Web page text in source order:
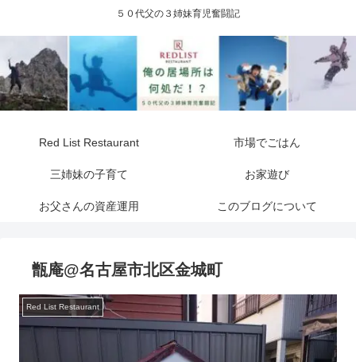
５０代父の３姉妹育児奮闘記
Red List Restaurant 市場でごはん
三姉妹の子育て お家遊び
お父さんの資産運用 このブログについて
甑庵@名古屋市北区金城町
Red List Restaurant